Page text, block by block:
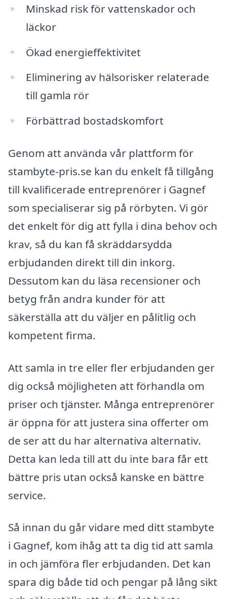
Minskad risk för vattenskador och
läckor
Ökad energieffektivitet
Eliminering av hälsorisker relaterade
till gamla rör
Förbättrad bostadskomfort
Genom att använda vår plattform för
stambyte-pris.se kan du enkelt få tillgång
till kvalificerade entreprenörer i Gagnef
som specialiserar sig på rörbyten. Vi gör
det enkelt för dig att fylla i dina behov och
krav, så du kan få skräddarsydda
erbjudanden direkt till din inkorg.
Dessutom kan du läsa recensioner och
betyg från andra kunder för att
säkerställa att du väljer en pålitlig och
kompetent firma.
Att samla in tre eller fler erbjudanden ger
dig också möjligheten att förhandla om
priser och tjänster. Många entreprenörer
är öppna för att justera sina offerter om
de ser att du har alternativa alternativ.
Detta kan leda till att du inte bara får ett
bättre pris utan också kanske en bättre
service.
Så innan du går vidare med ditt stambyte
i Gagnef, kom ihåg att ta dig tid att samla
in och jämföra fler erbjudanden. Det kan
spara dig både tid och pengar på lång sikt